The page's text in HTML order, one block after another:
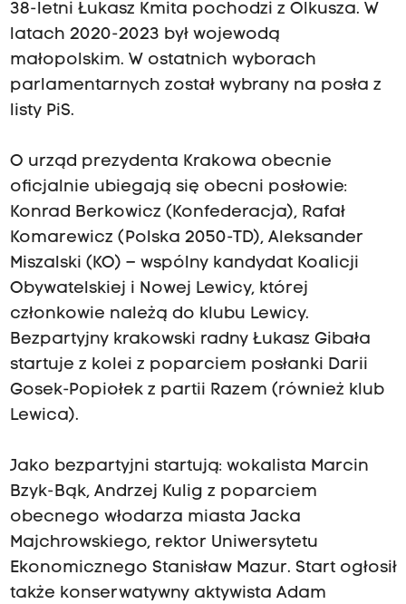
38-letni Łukasz Kmita pochodzi z Olkusza. W
latach 2020-2023 był wojewodą
małopolskim. W ostatnich wyborach
parlamentarnych został wybrany na posła z
listy PiS.
O urząd prezydenta Krakowa obecnie
oficjalnie ubiegają się obecni posłowie:
Konrad Berkowicz (Konfederacja), Rafał
Komarewicz (Polska 2050-TD), Aleksander
Miszalski (KO) – wspólny kandydat Koalicji
Obywatelskiej i Nowej Lewicy, której
członkowie należą do klubu Lewicy.
Bezpartyjny krakowski radny Łukasz Gibała
startuje z kolei z poparciem posłanki Darii
Gosek-Popiołek z partii Razem (również klub
Lewica).
Jako bezpartyjni startują: wokalista Marcin
Bzyk-Bąk, Andrzej Kulig z poparciem
obecnego włodarza miasta Jacka
Majchrowskiego, rektor Uniwersytetu
Ekonomicznego Stanisław Mazur. Start ogłosił
także konserwatywny aktywista Adam